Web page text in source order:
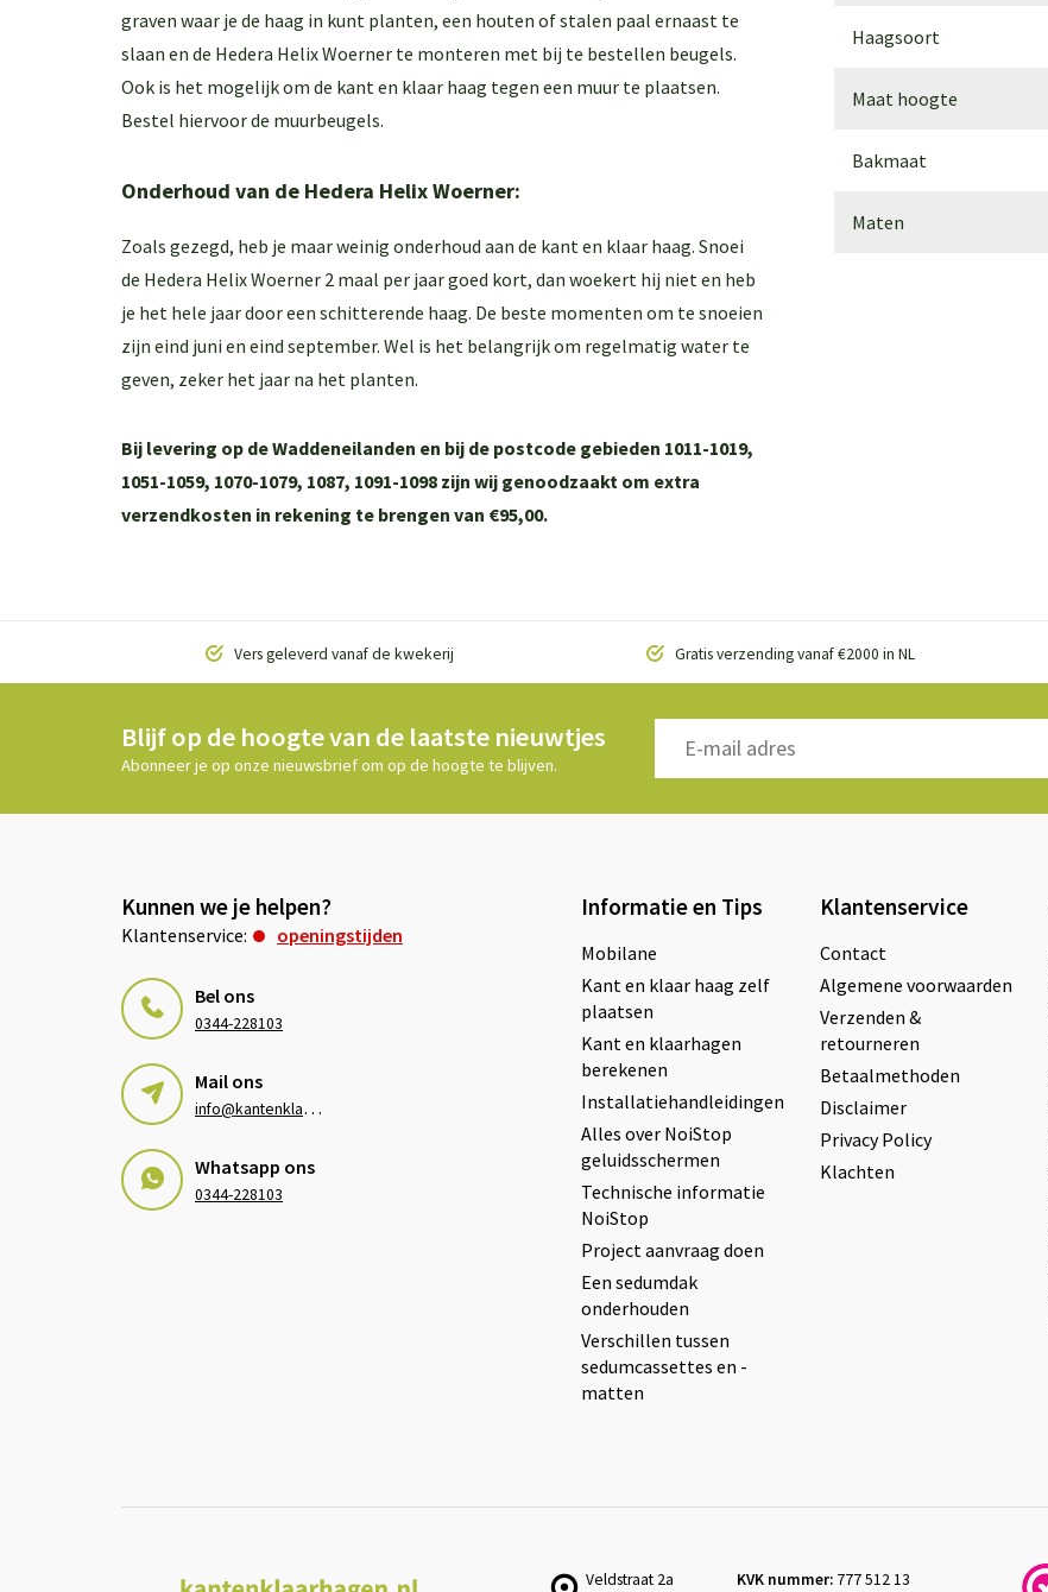
graven waar je de haag in kunt planten, een houten of stalen paal ernaast te
slaan en de Hedera Helix Woerner te monteren met bij te bestellen beugels.
Ook is het mogelijk om de kant en klaar haag tegen een muur te plaatsen.
Bestel hiervoor de muurbeugels.
Onderhoud van de Hedera Helix Woerner:
Zoals gezegd, heb je maar weinig onderhoud aan de kant en klaar haag. Snoei
de Hedera Helix Woerner 2 maal per jaar goed kort, dan woekert hij niet en heb
je het hele jaar door een schitterende haag. De beste momenten om te snoeien
zijn eind juni en eind september. Wel is het belangrijk om regelmatig water te
geven, zeker het jaar na het planten.
Bij levering op de Waddeneilanden en bij de postcode gebieden 1011-1019,
1051-1059, 1070-1079, 1087, 1091-1098 zijn wij genoodzaakt om extra
verzendkosten in rekening te brengen van €95,00.
Haagsoort
Maat hoogte
Bakmaat
Maten
Vers geleverd vanaf de kwekerij Gratis verzending vanaf €2000 in NL
Blijf op de hoogte van de laatste nieuwtjes
Abonneer je op onze nieuwsbrief om op de hoogte te blijven.
Kunnen we je helpen?
Klantenservice: openingstijden
Bel ons
0344-228103
Mail ons
i
nfo@kantenklaarhagen.nl
Whatsapp ons
0344-228103
Informatie en Tips
Mobilane
Kant en klaar haag zelf
plaatsen
Kant en klaarhagen
berekenen
Installatiehandleidingen
Alles over NoiStop
geluidsschermen
Technische informatie
NoiStop
Project aanvraag doen
Een sedumdak
onderhouden
Verschillen tussen
sedumcassettes en -
matten
Klantenservice
Contact
Algemene voorwaarden
Verzenden &
retourneren
Betaalmethoden
Disclaimer
Privacy Policy
Klachten
Veldstraat 2a
KVK nummer: 777 512 13